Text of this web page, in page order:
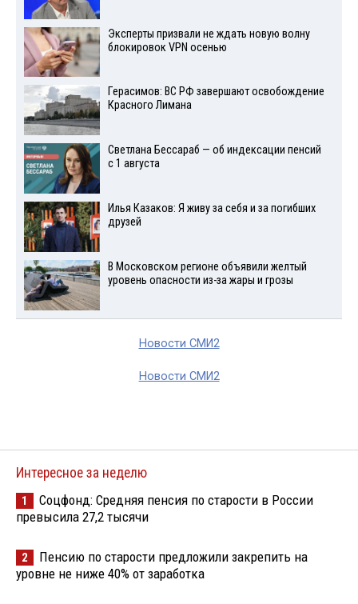
Эксперты призвали не ждать новую волну
блокировок VPN осенью
Герасимов: ВС РФ завершают освобождение
Красного Лимана
Светлана Бессараб — об индексации пенсий
с 1 августа
Илья Казаков: Я живу за себя и за погибших
друзей
В Московском регионе объявили желтый
уровень опасности из-за жары и грозы
Новости СМИ2
Новости СМИ2
Интересное за неделю
1
Соцфонд: Средняя пенсия по старости в России
превысила 27,2 тысячи
2
Пенсию по старости предложили закрепить на
уровне не ниже 40% от заработка